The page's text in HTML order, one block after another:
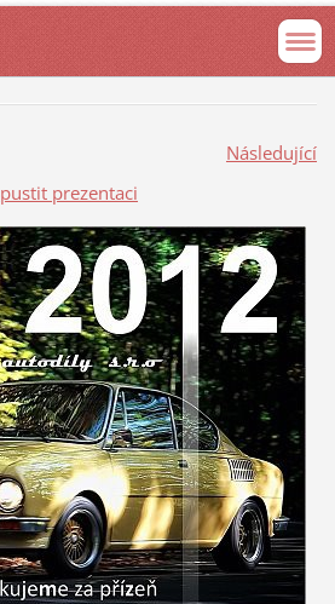
Následující
prezentaci